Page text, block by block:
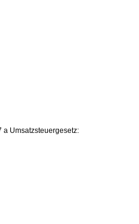
a Umsatzsteuergesetz: